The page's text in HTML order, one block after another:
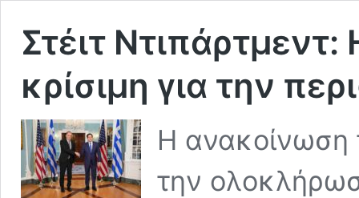
Στέιτ
κρίσιμη για την
Η ανακοίνωση
την